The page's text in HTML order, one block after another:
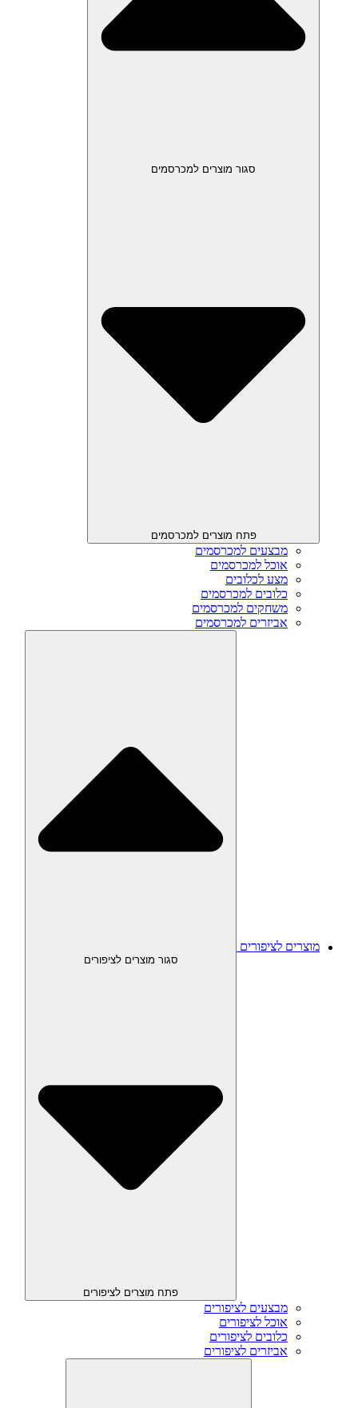
סגור מוצרים למכרסמים
פתח מוצרים למכרסמים
מבצעים למכרסמים
אוכל למכרסמים
מצע לכלובים
כלובים למכרסמים
משחקים למכרסמים
אביזרים למכרסמים
מוצרים לציפורים
סגור מוצרים לציפורים
פתח מוצרים לציפורים
מבצעים לציפורים
אוכל לציפורים
כלובים לציפורים
אביזרים לציפורים